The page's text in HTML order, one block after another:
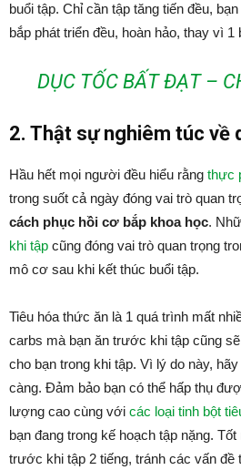
buổi tập. Chỉ cần tập tăng tiến đều,
bắp phát triển đều, hoàn hảo, thay vì
DỤC TỐC BẤT ĐẠT –
2. Thật sự nghiêm túc về
Hầu hết mọi người đều hiểu rằng thực
trong suốt cả ngày đóng vai trò quan
cách phục hồi cơ bắp khoa học.
khi tập cũng đóng vai trò quan trọng
mô cơ sau khi kết thúc buổi tập.
Tiêu hóa thức ăn là 1 quá trình mất
carbs mà bạn ăn trước khi tập cũng
cho bạn trong khi tập. Vì lý do này,
càng. Đảm bảo bạn có thể hấp thụ
lượng cao cùng với các loại tinh bột
bạn đang trong kế hoạch tập nặng.
trước khi tập 2 tiếng, tránh các vấn đề